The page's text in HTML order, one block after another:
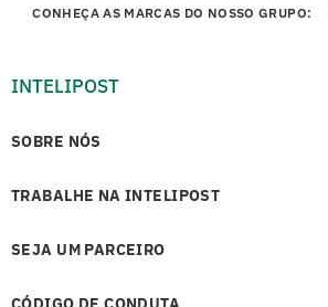
CONHEÇA AS MARCAS DO NOSSO GRUPO:
INTELIPOST
SOBRE NÓS
TRABALHE NA INTELIPOST
SEJA UM PARCEIRO